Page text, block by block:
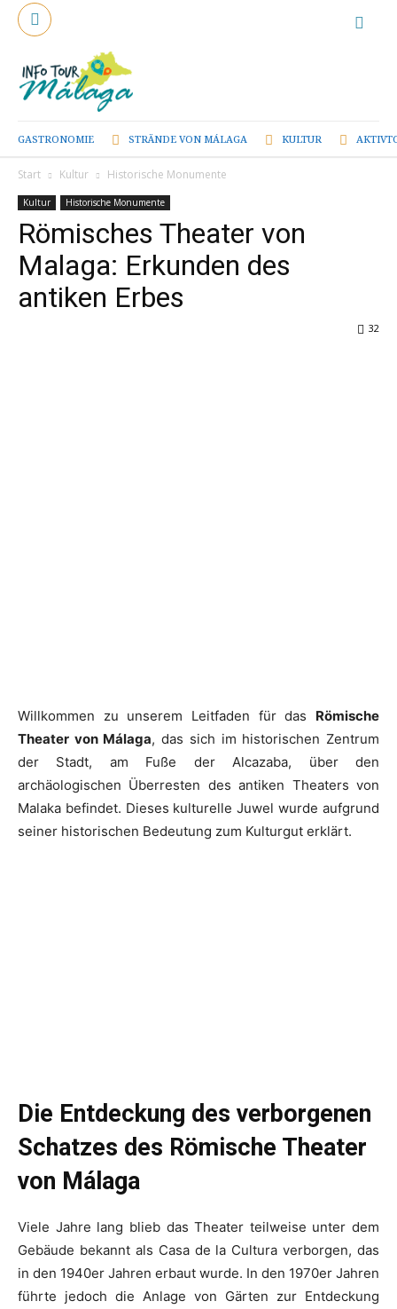
GASTRONOMIE STRÄNDE VON MÁLAGA KULTUR
Start Kultur Historische Monumente
Kultur Historische Monumente
Römisches Theater von
Malaga: Erkunden des
antiken Erbes
32
Willkommen zu unserem Leitfaden für das Römische
Theater von Málaga, das sich im historischen Zentrum
der Stadt, am Fuße der Alcazaba, über den
archäologischen Überresten des antiken Theaters von
Malaka befindet. Dieses kulturelle Juwel wurde aufgrund
seiner historischen Bedeutung zum Kulturgut erklärt.
Die Entdeckung des verborgenen
Schatzes des Römische Theater
von Málaga
Viele Jahre lang blieb das Theater teilweise unter dem
Gebäude bekannt als Casa de la Cultura verborgen, das
in den 1940er Jahren erbaut wurde. In den 1970er Jahren
führte jedoch die Anlage von Gärten zur Entdeckung